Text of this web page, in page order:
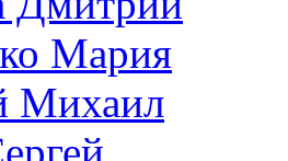
Мария
Михаил